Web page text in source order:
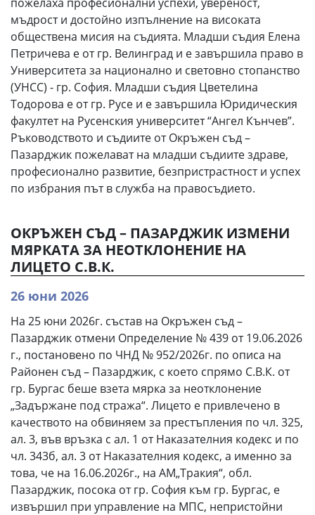
мъдрост и достойно изпълнение на високата
обществена мисия на съдията. Младши съдия Елена
Петричева е от гр. Велинград и е завършила право в
Университета за национално и световно стопанство
(УНСС) - гр. София. Младши съдия Цветелина
Тодорова е от гр. Русе и е завършила Юридическия
факултет на Русенския университет “Ангел Кънчев”.
Ръководството и съдиите от Окръжен съд –
Пазарджик пожелават на младши съдиите здраве,
професионално развитие, безпристрастност и успех
по избрания път в служба на правосъдието.
ОКРЪЖЕН СЪД – ПАЗАРДЖИК ИЗМЕНИ
МЯРКАТА ЗА НЕОТКЛОНЕНИЕ НА
ЛИЦЕТО С.В.К.
26 юни 2026
На 25 юни 2026г. състав на Окръжен съд –
Пазарджик отмени Определение № 439 от 19.06.2026
г., постановено по ЧНД № 952/2026г. по описа на
Районен съд – Пазарджик, с което спрямо С.В.К. от
гр. Бургас беше взета мярка за неотклонение
„Задържане под стража“. Лицето е привлечено в
качеството на обвиняем за престъпления по чл. 325,
ал. 3, във връзка с ал. 1 от Наказателния кодекс и по
чл. 343б, ал. 3 от Наказателния кодекс, а именно за
това, че на 16.06.2026г., на АМ„Тракия“, обл.
Пазарджик, посока от гр. София към гр. Бургас, е
извършил при управление на МПС, непристойни